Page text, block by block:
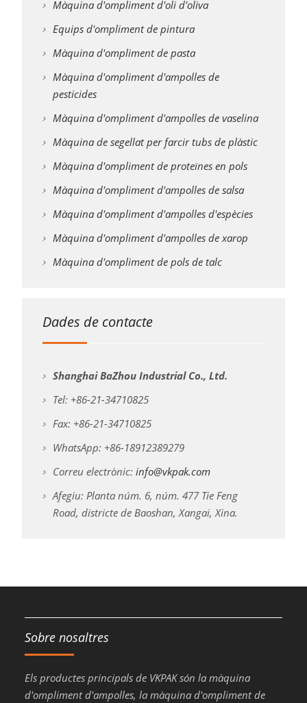
Màquina d'ompliment d'oli d'oliva
Equips d'ompliment de pintura
Màquina d'ompliment de pasta
Màquina d'ompliment d'ampolles de
pesticides
Màquina d'ompliment d'ampolles de vaselina
Màquina de segellat per farcir tubs de plàstic
Màquina d'ompliment de proteïnes en pols
Màquina d'ompliment d'ampolles de salsa
Màquina d'ompliment d'ampolles d'espècies
Màquina d'ompliment d'ampolles de xarop
Màquina d'ompliment de pols de talc
Dades de contacte
Shanghai BaZhou Industrial Co., Ltd.
Tel: +86-21-34710825
Fax: +86-21-34710825
WhatsApp: +86-18912389279
Correu electrònic: info@vkpak.com
Afegiu: Planta núm. 6, núm. 477 Tie Feng
Road, districte de Baoshan, Xangai, Xina.
Sobre nosaltres
Els productes principals de VKPAK són la màquina
d'ompliment d'ampolles, la màquina d'ompliment de